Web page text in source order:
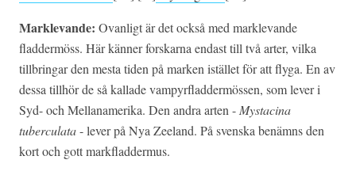
Marklevande: Ovanligt är det också med marklevande
fladdermöss. Här känner forskarna endast till två arter, vilka
tillbringar den mesta tiden på marken istället för att flyga. En av
dessa tillhör de så kallade vampyrfladdermössen, som lever i
Syd- och Mellanamerika. Den andra arten - Mystacina
tuberculata- lever på Nya Zeeland. På svenska benämns den
kort och gott markfladdermus.